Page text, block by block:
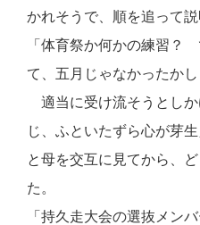
かれそうで、順を追って
「体育祭か何かの練習？
て、五月じゃなかったかし
適当に受け流そうとし
じ、ふといたずら心が芽
と母を交互に見てから、
た。
「持久走大会の選抜メン